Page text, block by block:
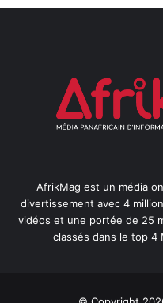
AfrikMag est un média
divertissement avec 4
vidéos et une portée de 25
classés dans le top 4